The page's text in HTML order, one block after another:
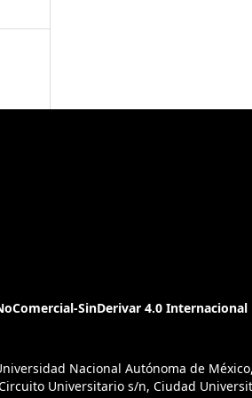
SinDerivar 4.0 Internacional
Nacional Autónoma de México,
Universitario s/n, Ciudad